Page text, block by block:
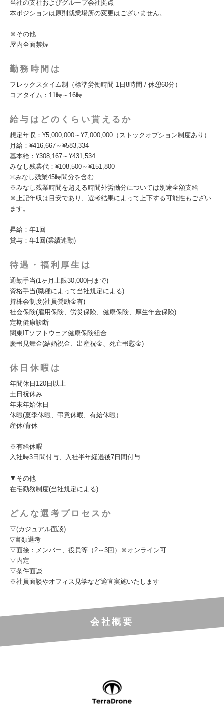
当社の支社およびグループ会社拠点
本ポジションは原則就業場所の変更はございません。
※その他
屋内全面禁煙
勤務時間は
フレックスタイム制（標準労働時間 1日8時間 / 休憩60分）
コアタイム：11時～16時
給与はどのくらい貰えるか
想定年収：¥5,000,000～¥7,000,000（ストックオプション制度あり）
月給：¥416,667～¥583,334
基本給：¥308,167～¥431,534
みなし残業代：¥108,500～¥151,800
※みなし残業45時間分を含む
※みなし残業時間を超える時間外労働分については別途全額支給
※上記年収は目安であり、選考結果によって上下する可能性もござい
ます。
昇給：年1回
賞与：年1回(業績連動)
待遇・福利厚生は
通勤手当(1ヶ月上限30,000円まで)
資格手当(職種によって当社規定による)
持株会制度(社員奨励金有)
社会保険(雇用保険、労災保険、健康保険、厚生年金保険)
定期健康診断
関東ITソフトウェア健康保険組合
慶弔見舞金(結婚祝金、出産祝金、死亡弔慰金)
休日休暇は
年間休日120日以上
土日祝休み
年末年始休日
休暇(夏季休暇、弔意休暇、有給休暇）
産休/育休
※有給休暇
入社時3日間付与、入社半年経過後7日間付与
▼その他
在宅勤務制度(当社規定による)
どんな選考プロセスか
▽(カジュアル面談)
▽書類選考
▽面接：メンバー、役員等（2～3回）※オンライン可
▽内定
▽条件面談
※社員面談やオフィス見学など適宜実施いたします
会社概要